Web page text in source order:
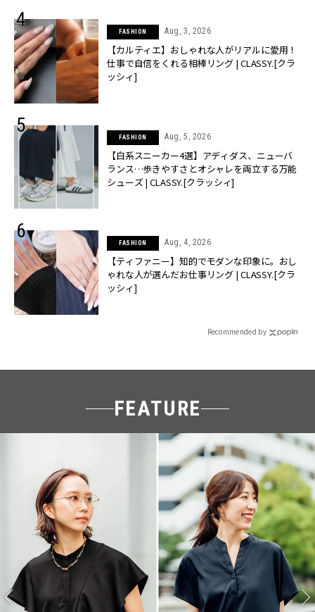
FASHION Aug, 3, 2026
【カルティエ】おしゃれな人がリアルに愛用！
仕事で自信をくれる相棒リング | CLASSY.[クラ
ッシィ]
FASHION Aug, 5, 2026
【白系スニーカー4選】アディダス、ニューバ
ランス…歩きやすさとオシャレを両立する万能
シューズ | CLASSY.[クラッシィ]
FASHION Aug, 4, 2026
【ティファニー】知的でモダンな印象に。おし
ゃれな人が選んだお仕事リング | CLASSY.[クラ
ッシィ]
Recommended by
FEATURE